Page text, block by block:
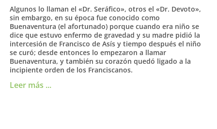
Algunos lo llaman el «Dr. Seráfico», otros el «Dr. Devoto»,
sin embargo, en su época fue conocido como
Buenaventura (el afortunado) porque cuando era niño se
dice que estuvo enfermo de gravedad y su madre pidió la
intercesión de Francisco de Asís y tiempo después el niño
se curó; desde entonces lo empezaron a llamar
Buenaventura, y también su corazón quedó ligado a la
incipiente orden de los Franciscanos.
Leer más ...